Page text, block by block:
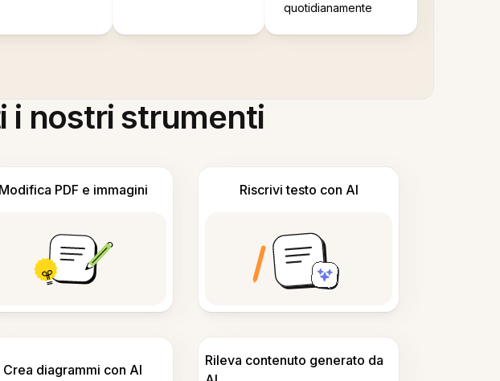
quotidianamente
i nostri strumenti
Modifica PDF e immagini Riscrivi testo con AI
Crea diagrammi con AI
Rileva contenuto generato da